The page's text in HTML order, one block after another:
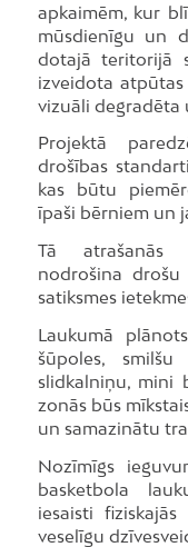
apkaimēm, kur
mūsdienīgu un
dotajā teritorijā
izveidota
vizuāli degradēta
Projektā
drošības
kas būtu
īpaši bērniem un
Tā atrašanās
nodrošina
satiksmes
Laukumā
šūpoles,
slidkalniņu, mini
zonās būs
un samazinātu
Nozīmīgs
basketbola
iesaisti
veselīgu